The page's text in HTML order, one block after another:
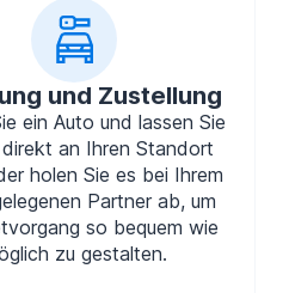
und Zustellung
ein Auto und lassen Sie
an Ihren Standort
holen Sie es bei Ihrem
Partner ab, um
so bequem wie
zu gestalten.